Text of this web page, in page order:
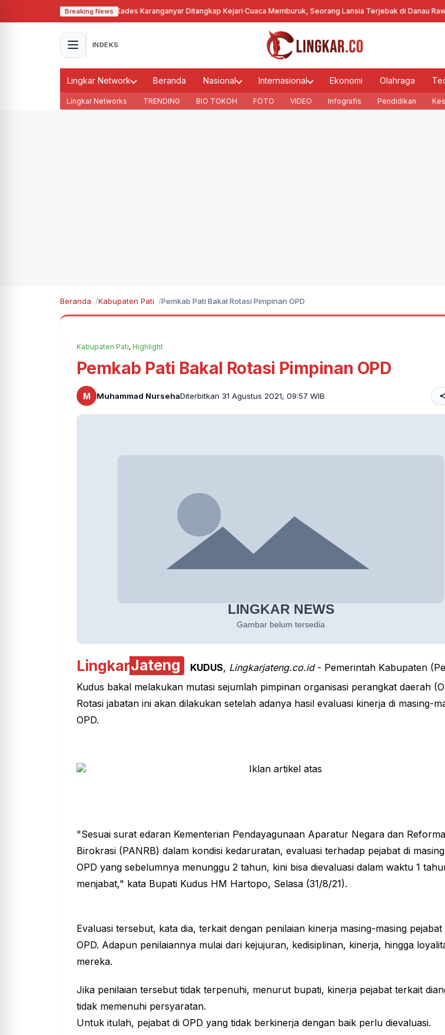
Breaking News
Tanah Bengkok, Kades Karanganyar Ditangkap Kejari· Cuaca Memburuk, Seorang Lansia Terjebak di Danau
INDEKS
Lingkar Network Beranda Nasional Internasional Ekonomi Olahraga
Lingkar Networks TRENDING BIO TOKOH FOTO VIDEO Infografis Pendidikan
Beranda Kabupaten Pati Pemkab Pati Bakal Rotasi Pimpinan OPD
Kabupaten Pati, Highlight
Pemkab Pati Bakal Rotasi Pimpinan OPD
M Muhammad NursehaDiterbitkan 31 Agustus 2021, 09:57 WIB
LingkarJateng KUDUS, Lingkarjateng.co.id- Pemerintah Kabupaten
Kudus bakal melakukan mutasi sejumlah pimpinan organisasi perangkat daerah
Rotasi jabatan ini akan dilakukan setelah adanya hasil evaluasi kinerja di masing-
OPD.
"Sesuai surat edaran Kementerian Pendayagunaan Aparatur Negara dan
Birokrasi (PANRB) dalam kondisi kedaruratan, evaluasi terhadap pejabat di
OPD yang sebelumnya menunggu 2 tahun, kini bisa dievaluasi dalam waktu 1
menjabat," kata Bupati Kudus HM Hartopo, Selasa (31/8/21).
Evaluasi tersebut, kata dia, terkait dengan penilaian kinerja masing-masing pejabat
OPD. Adapun penilaiannya mulai dari kejujuran, kedisiplinan, kinerja, hingga
mereka.
Jika penilaian tersebut tidak terpenuhi, menurut bupati, kinerja pejabat terkait
tidak memenuhi persyaratan.
Untuk itulah, pejabat di OPD yang tidak berkinerja dengan baik perlu dievaluasi.